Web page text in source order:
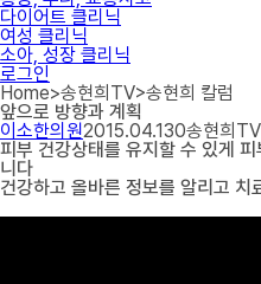
다이어트 클리닉
여성 클리닉
소아, 성장 클리닉
로그인
Home>송현희TV>송현희 칼럼
앞으로 방향과 계획
이소한의원2015.04.130송현희
피부 건강상태를 유지할 수 있게
니다
건강하고 올바른 정보를 알리고 치